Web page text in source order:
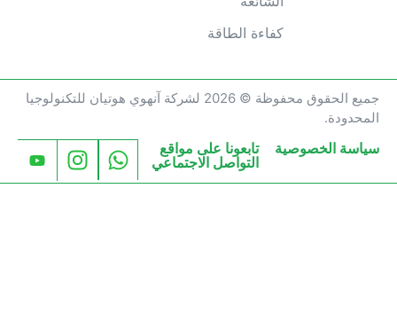
كفاءة الطاقة
جميع الحقوق محفوظة © 2026 لشركة آنهوي هوتيان للتكنولوجيا
المحدودة.
سياسة الخصوصية
تابعونا على مواقع
التواصل الاجتماعي